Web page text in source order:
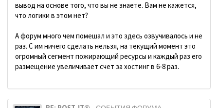
вывод на основе того, что вы не знаете. Вам не кажется,
что логики в этом нет?
А форум много чем помешал и это здесь озвучивалось и не
раз. С им ничего сделать нельзя, на текущий момент это
огромный сегмент пожирающий ресурсы и каждый раз его
размещение увеличивает счет за хостинг в 6-8 раз.